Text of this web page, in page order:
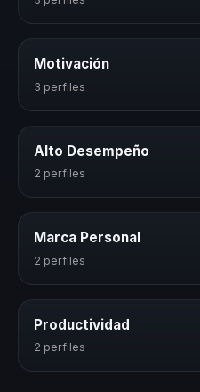
Motivación
3 perfiles
Alto Desempeño
2 perfiles
Marca Personal
2 perfiles
Productividad
2 perfiles